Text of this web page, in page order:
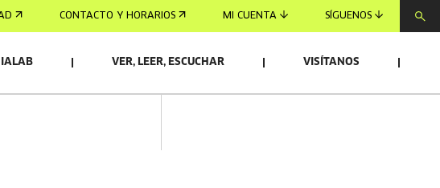
CONTACTO Y HORARIOS MI CUENTA SÍGUENOS
VER, LEER, ESCUCHAR VISÍTANOS